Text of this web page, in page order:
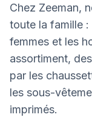
Chez Zeeman,
toute la famille
femmes et les
assortiment,
par les
les sous-
imprimés.